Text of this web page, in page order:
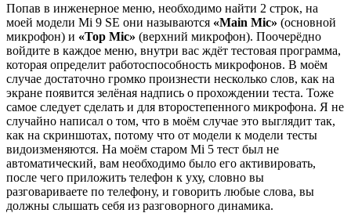
Попав в инженерное меню, необходимо найти 2 строк, на
моей модели Mi 9 SE они называются «Main Mic» (основной
микрофон) и «Top Mic» (верхний микрофон). Поочерёдно
войдите в каждое меню, внутри вас ждёт тестовая программа,
которая определит работоспособность микрофонов. В моём
случае достаточно громко произнести несколько слов, как на
экране появится зелёная надпись о прохождении теста. Тоже
самое следует сделать и для второстепенного микрофона. Я не
случайно написал о том, что в моём случае это выглядит так,
как на скриншотах, потому что от модели к модели тесты
видоизменяются. На моём старом Mi 5 тест был не
автоматический, вам необходимо было его активировать,
после чего приложить телефон к уху, словно вы
разговариваете по телефону, и говорить любые слова, вы
должны слышать себя из разговорного динамика.